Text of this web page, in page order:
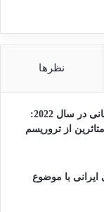
نظرها
انتشار شاخص تروریسم جهانی در سال 2022:
از تروریسم
با موضوع